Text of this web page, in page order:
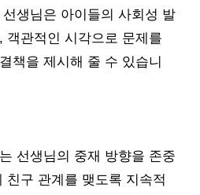
생님은 아이들의 사회성 발
객관적인 시각으로 문제를
책을 제시해 줄 수 있습니
선생님의 중재 방향을 존중
친구 관계를 맺도록 지속적